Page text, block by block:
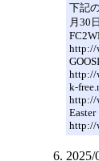
下記
月30
http://
http://
k-
http://
Easter
http://
2025/